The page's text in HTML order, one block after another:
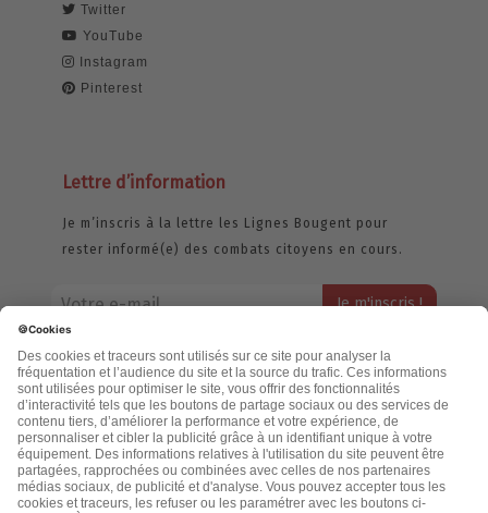
Twitter
YouTube
Instagram
Pinterest
Lettre d’information
Je m’inscris à la lettre les Lignes Bougent pour
rester informé(e) des combats citoyens en cours.
jamais échangée. Pour consulter notre politique de confidentialité,
cliquez ici.
Accueil
Politique de confidentialité